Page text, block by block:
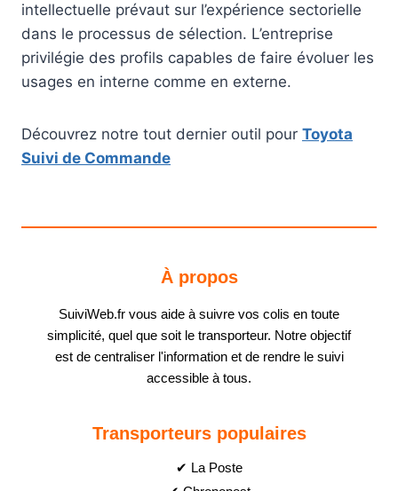
intellectuelle prévaut sur l’expérience sectorielle
dans le processus de sélection. L’entreprise
privilégie des profils capables de faire évoluer les
usages en interne comme en externe.
Découvrez notre tout dernier outil pour Toyota
Suivi de Commande
À propos
SuiviWeb.fr vous aide à suivre vos colis en toute
simplicité, quel que soit le transporteur. Notre objectif
est de centraliser l'information et de rendre le suivi
accessible à tous.
Transporteurs populaires
✔ La Poste